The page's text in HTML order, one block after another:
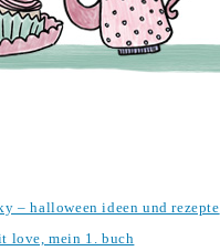
– halloween ideen und rezepte
love, mein 1. buch